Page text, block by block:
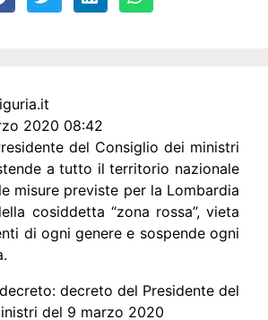
2020 08:42
del Consiglio dei ministri
a tutto il territorio nazionale
misure previste per la Lombardia
cosiddetta “zona rossa”, vieta
di ogni genere e sospende ogni
decreto del Presidente del
del 9 marzo 2020